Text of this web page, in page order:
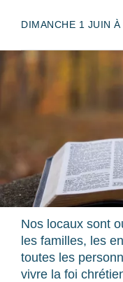
DIMANCHE 1 JUIN
Nos locaux sont
les familles, les
toutes les
vivre la foi